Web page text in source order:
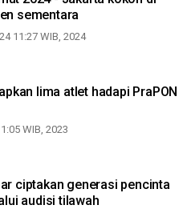
sementara
11:27 WIB, 2024
lima atlet hadapi PraPON
WIB, 2023
ciptakan generasi pencinta
audisi tilawah